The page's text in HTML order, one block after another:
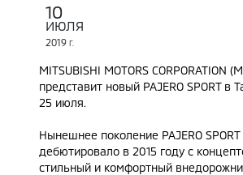
10
ИЮЛЯ
2019 Г.
MITSUBISHI MOTORS CORPORATION
представит новый PAJERO SPORT в
25 июля.
Нынешнее поколение PAJERO SPORT
дебютировало в 2015 году c
стильный и комфортный